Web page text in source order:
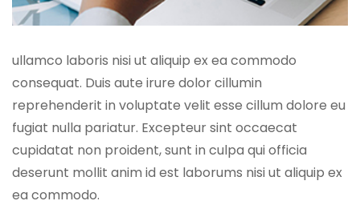
ullamco laboris nisi ut aliquip ex ea commodo
consequat. Duis aute irure dolor cillumin
reprehenderit in voluptate velit esse cillum dolore eu
fugiat nulla pariatur. Excepteur sint occaecat
cupidatat non proident, sunt in culpa qui officia
deserunt mollit anim id est laborums nisi ut aliquip ex
ea commodo.